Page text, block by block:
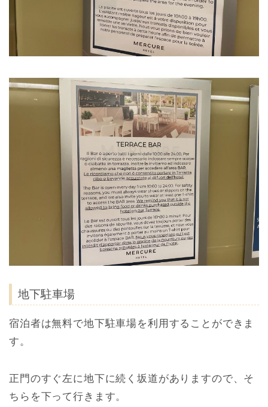
地下駐車場
宿泊者は無料で地下駐車場を利用することができま
す。
正門のすぐ左に地下に続く坂道がありますので、そ
ちらを下って行きます。